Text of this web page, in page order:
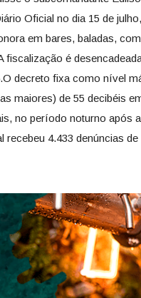
Oficial no dia 15 de
em bares, baladas,
é
decreto fixa como nível
maiores) de 55 decibéis
no período noturno após
recebeu 4.433 denúncias